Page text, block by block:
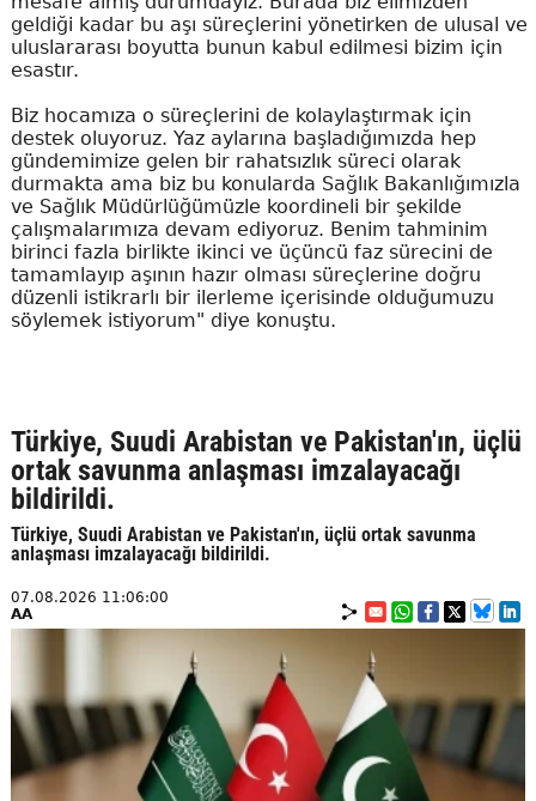
geldiği kadar bu aşı süreçlerini yönetirken de ulusal ve
uluslararası boyutta bunun kabul edilmesi bizim için
esastır.
Biz hocamıza o süreçlerini de kolaylaştırmak için
destek oluyoruz. Yaz aylarına başladığımızda hep
gündemimize gelen bir rahatsızlık süreci olarak
durmakta ama biz bu konularda Sağlık Bakanlığımızla
ve Sağlık Müdürlüğümüzle koordineli bir şekilde
çalışmalarımıza devam ediyoruz. Benim tahminim
birinci fazla birlikte ikinci ve üçüncü faz sürecini de
tamamlayıp aşının hazır olması süreçlerine doğru
düzenli istikrarlı bir ilerleme içerisinde olduğumuzu
söylemek istiyorum" diye konuştu.
Türkiye, Suudi Arabistan ve Pakistan'ın, üçlü
ortak savunma anlaşması imzalayacağı
bildirildi.
Türkiye, Suudi Arabistan ve Pakistan'ın, üçlü ortak savunma
anlaşması imzalayacağı bildirildi.
07.08.2026 11:06:00
AA